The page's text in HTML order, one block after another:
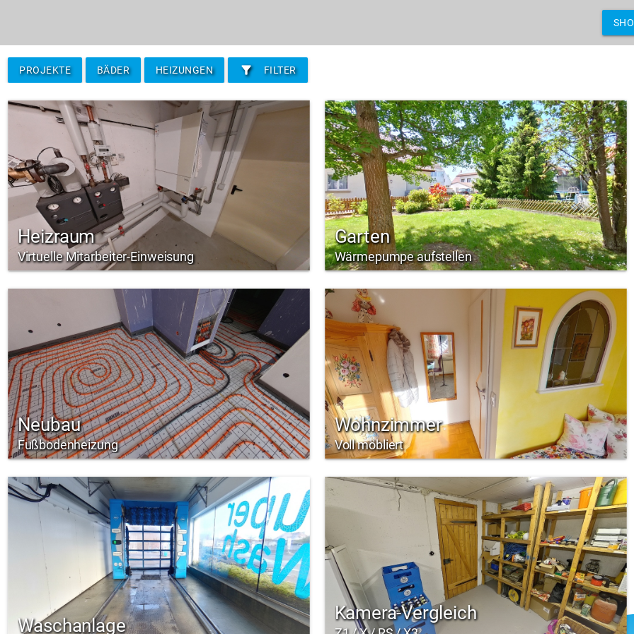
PROJEKTE BÄDER HEIZUNGEN filter_alt FILTER
Heizraum
Virtuelle Mitarbeiter-Einweisung
Garten
Wärmepumpe aufstellen
Neubau
Fußbodenheizung
Wohnzimmer
Voll möbliert
Waschanlage
Kamera-Vergleich